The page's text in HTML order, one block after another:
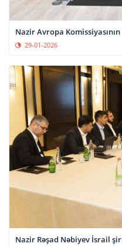
Nazir Avropa
29-01-2026
Nazir Rəşad Nəbiyev İsrail